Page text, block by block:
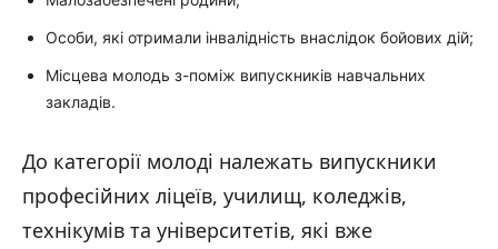
Особи, які отримали інвалідність внаслідок бойових дій;
Місцева молодь з-поміж випускників навчальних
закладів.
До категорії молоді належать випускники
професійних ліцеїв, училищ, коледжів,
технікумів та університетів, які вже